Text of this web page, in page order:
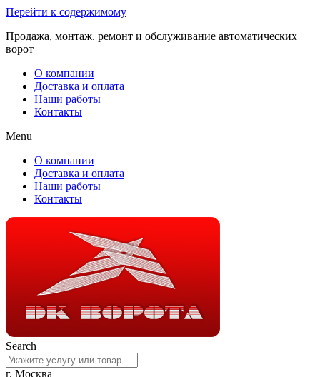
Перейти к содержимому
Продажа, монтаж. ремонт и обслуживание автоматических
ворот
О компании
Доставка и оплата
Наши работы
Контакты
Menu
О компании
Доставка и оплата
Наши работы
Контакты
Search
г. Москва